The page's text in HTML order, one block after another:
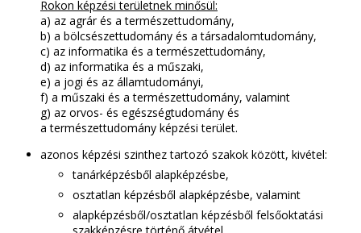
Rokon képzési területnek minősül:
a) az agrár és a természettudomány,
b) a bölcsészettudomány és a társadalomtudomány,
c) az informatika és a természettudomány,
d) az informatika és a műszaki,
e) a jogi és az államtudományi,
f) a műszaki és a természettudomány, valamint
g) az orvos- és egészségtudomány és
a természettudomány képzési terület.
azonos képzési szinthez tartozó szakok között, kivétel:
tanárképzésből alapképzésbe,
osztatlan képzésből alapképzésbe, valamint
alapképzésből/osztatlan képzésből felsőoktatási